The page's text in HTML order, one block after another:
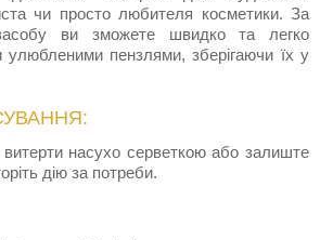
чи просто любителя косметики. За
ви зможете швидко та легко
улюбленими пензлями, зберігаючи їх у
витерти насухо серветкою або залиште
дію за потреби.